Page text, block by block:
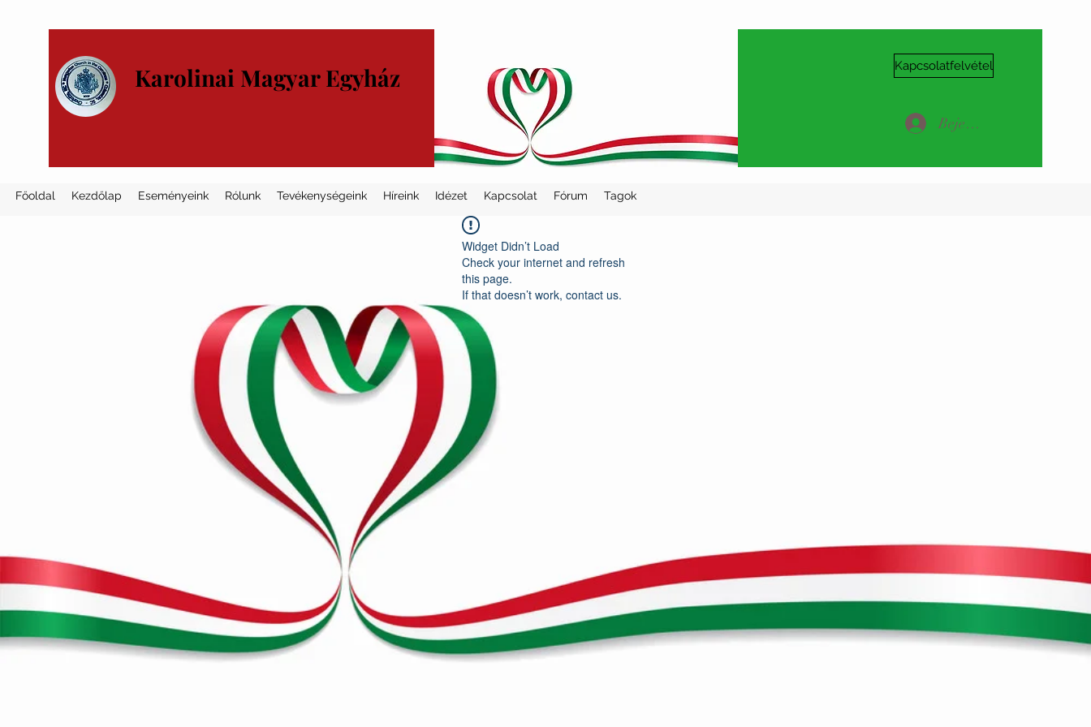
Karolinai Magyar Egyház Kapcsolatfelvétel
Bejelentkezés
Főoldal Kezdőlap Eseményeink Rólunk Tevékenységeink Híreink Idézet Kapcsolat Fórum Tagok
Widget Didn’t Load
Check your internet and refresh
this page.
If that doesn’t work, contact us.